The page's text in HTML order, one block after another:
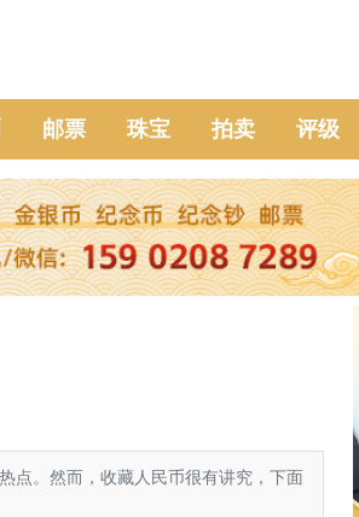
邮票 珠宝 拍卖 评级
。然而，收藏人民币很有讲究，下面